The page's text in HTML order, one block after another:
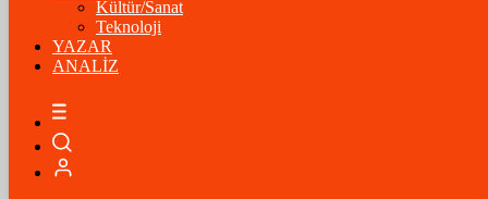
10.093,00%-1,09
BİTCOİN
Kültür/Sanat
Teknoloji
YAZAR
ANALİZ
05:34 / Ramazan’ın Bereketi Yarenler İftarıyla Taçlandı: ‘Birlikte